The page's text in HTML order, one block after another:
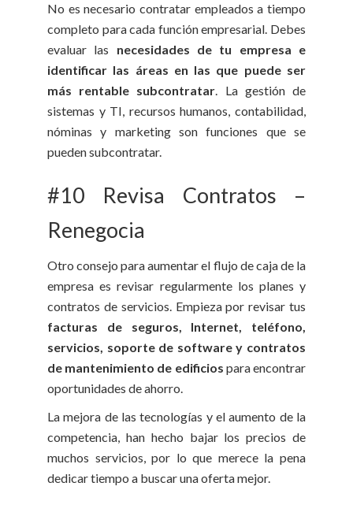
No es necesario contratar empleados a tiempo
completo para cada función empresarial. Debes
evaluar las necesidades de tu empresa e
identificar las áreas en las que puede ser
más rentable subcontratar. La gestión de
sistemas y TI, recursos humanos, contabilidad,
nóminas y marketing son funciones que se
pueden subcontratar.
#10 Revisa Contratos –
Renegocia
Otro consejo para aumentar el flujo de caja de la
empresa es revisar regularmente los planes y
contratos de servicios. Empieza por revisar tus
facturas de seguros, Internet, teléfono,
servicios, soporte de software y contratos
de mantenimiento de edificios para encontrar
oportunidades de ahorro.
La mejora de las tecnologías y el aumento de la
competencia, han hecho bajar los precios de
muchos servicios, por lo que merece la pena
dedicar tiempo a buscar una oferta mejor.